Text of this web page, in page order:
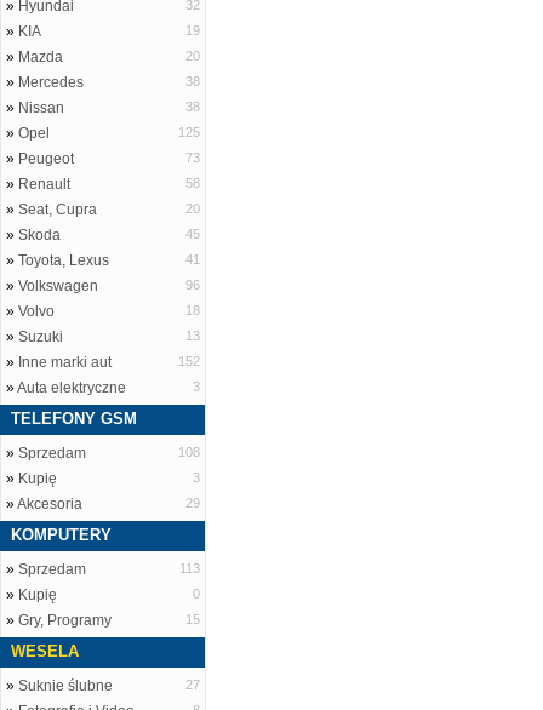
» Hyundai 32
» KIA 19
» Mazda 20
» Mercedes 38
» Nissan 38
» Opel 125
» Peugeot 73
» Renault 58
» Seat, Cupra 20
» Skoda 45
» Toyota, Lexus 41
» Volkswagen 96
» Volvo 18
» Suzuki 13
» Inne marki aut 152
»Auta elektryczne 3
TELEFONY GSM
» Sprzedam 108
» Kupię 3
»Akcesoria 29
KOMPUTERY
» Sprzedam 113
» Kupię 0
» Gry, Programy 15
WESELA
» Suknie ślubne 27